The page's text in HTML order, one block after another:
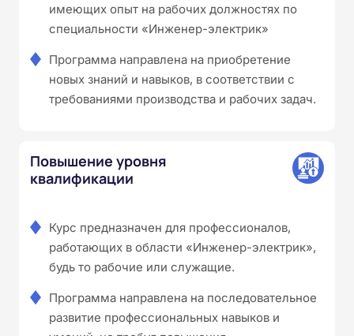
имеющих опыт на рабочих должностях по
специальности «Инженер-электрик»
Программа направлена на приобретение
новых знаний и навыков, в соответствии с
требованиями производства и рабочих задач.
Повышение уровня
квалификации
Курс предназначен для профессионалов,
работающих в области «Инженер-электрик»,
будь то рабочие или служащие.
Программа направлена на последовательное
развитие профессиональных навыков и